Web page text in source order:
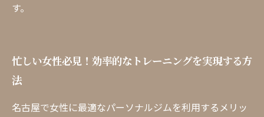
す。
忙しい女性必見！効率的なトレーニングを実現する方
法
名古屋で女性に最適なパーソナルジムを利用するメリッ